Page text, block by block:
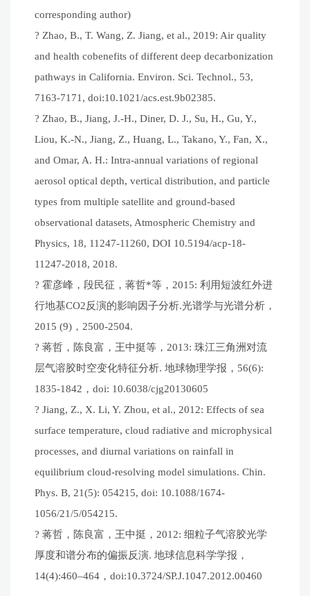
corresponding author)
? Zhao, B., T. Wang, Z. Jiang, et al., 2019: Air quality
and health cobenefits of different deep decarbonization
pathways in California. Environ. Sci. Technol., 53,
7163-7171, doi:10.1021/acs.est.9b02385.
? Zhao, B., Jiang, J.-H., Diner, D. J., Su, H., Gu, Y.,
Liou, K.-N., Jiang, Z., Huang, L., Takano, Y., Fan, X.,
and Omar, A. H.: Intra-annual variations of regional
aerosol optical depth, vertical distribution, and particle
types from multiple satellite and ground-based
observational datasets, Atmospheric Chemistry and
Physics, 18, 11247-11260, DOI 10.5194/acp-18-
11247-2018, 2018.
? 霍彦峰，段民征，蒋哲*等，2015: 利用短波红外进
行地基CO2反演的影响因子分析.光谱学与光谱分析，
2015 (9)，2500-2504.
? 蒋哲，陈良富，王中挺等，2013: 珠江三角洲对流
层气溶胶时空变化特征分析. 地球物理学报，56(6):
1835-1842，doi: 10.6038/cjg20130605
? Jiang, Z., X. Li, Y. Zhou, et al., 2012: Effects of sea
surface temperature, cloud radiative and microphysical
processes, and diurnal variations on rainfall in
equilibrium cloud-resolving model simulations. Chin.
Phys. B, 21(5): 054215, doi: 10.1088/1674-
1056/21/5/054215.
? 蒋哲，陈良富，王中挺，2012: 细粒子气溶胶光学
厚度和谱分布的偏振反演. 地球信息科学学报，
14(4):460–464，doi:10.3724/SP.J.1047.2012.00460